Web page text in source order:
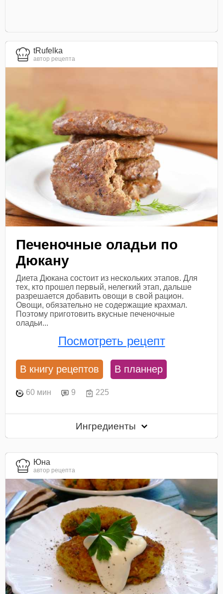
tRufelka
автор рецепта
Печеночные оладьи по
Дюкану
Диета Дюкана состоит из нескольких этапов. Для
тех, кто прошел первый, нелегкий этап, дальше
разрешается добавить овощи в свой рацион.
Овощи, обязательно не содержащие крахмал.
Поэтому приготовить вкусные печеночные
оладьи...
Посмотреть рецепт
В книгу рецептов В планнер
60 мин 9 225
Ингредиенты
Юна
автор рецепта